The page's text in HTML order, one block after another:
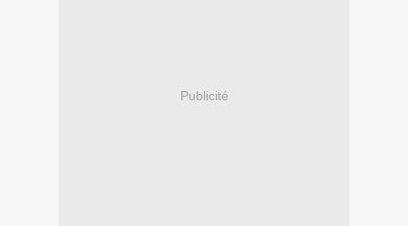
Publicité